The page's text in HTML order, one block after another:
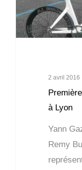
2 avril 2016
à Lyon
Yann
Remy